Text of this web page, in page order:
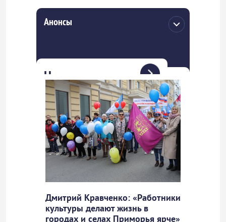
Новости
Анонсы
Дмитрий Кравченко: «Работники
культуры делают жизнь в
городах и селах Приморья ярче»